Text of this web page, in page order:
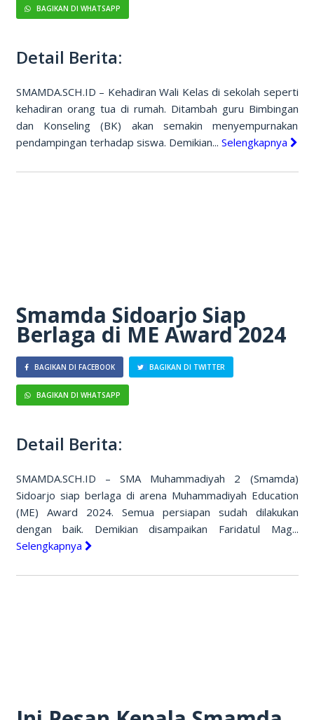
BAGIKAN DI WHATSAPP
Detail Berita:
SMAMDA.SCH.ID – Kehadiran Wali Kelas di sekolah seperti
kehadiran orang tua di rumah. Ditambah guru Bimbingan
dan Konseling (BK) akan semakin menyempurnakan
pendampingan terhadap siswa. Demikian... Selengkapnya
Smamda Sidoarjo Siap
Berlaga di ME Award 2024
BAGIKAN DI FACEBOOK BAGIKAN DI TWITTER
BAGIKAN DI WHATSAPP
Detail Berita:
SMAMDA.SCH.ID – SMA Muhammadiyah 2 (Smamda)
Sidoarjo siap berlaga di arena Muhammadiyah Education
(ME) Award 2024. Semua persiapan sudah dilakukan
dengan baik. Demikian disampaikan Faridatul Mag...
Selengkapnya